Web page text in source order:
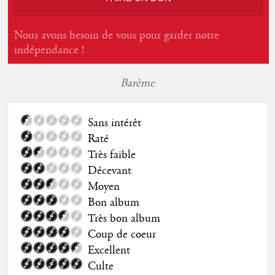
Nous avons besoin de vous pour garder notre
indépendance !
Barème
Sans intérêt
Raté
Très faible
Décevant
Moyen
Bon album
Très bon album
Coup de coeur
Excellent
Culte